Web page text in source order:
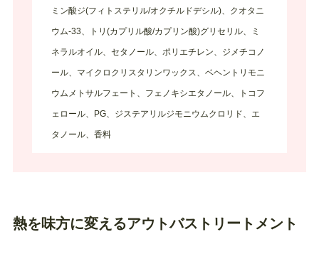
ミン酸ジ(フィトステリル/オクチルドデシル)、クオタニ
ウム-33、トリ(カプリル酸/カプリン酸)グリセリル、ミ
ネラルオイル、セタノール、ポリエチレン、ジメチコノ
ール、マイクロクリスタリンワックス、ベヘントリモニ
ウムメトサルフェート、フェノキシエタノール、トコフ
ェロール、PG、ジステアリルジモニウムクロリド、エ
タノール、香料
熱を味方に変えるアウトバストリートメント